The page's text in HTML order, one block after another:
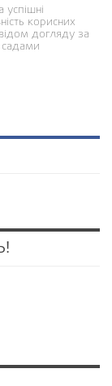
успішні
корисних
догляду за